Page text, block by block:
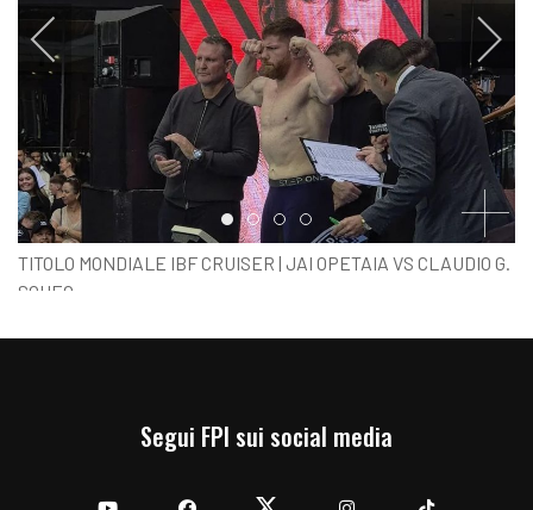
Item 0Item 1Item 2Item 3
TITOLO MONDIALE IBF CRUISER | JAI OPETAIA VS CLAUDIO G.
SQUEO
PESO UFFICIALE
Segui FPI sui social media